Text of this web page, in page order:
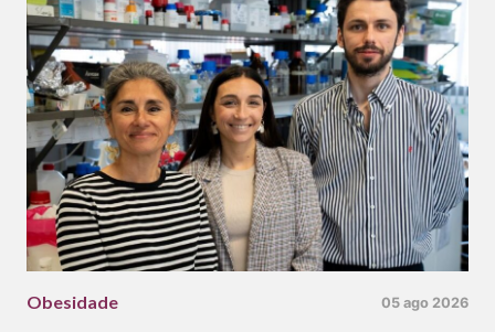
Obesidade 05 ago 2026